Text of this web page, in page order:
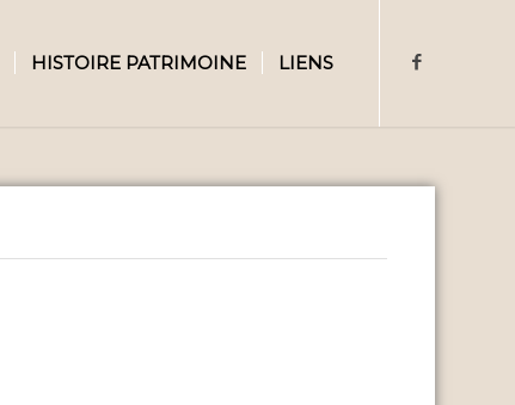
HISTOIRE PATRIMOINE LIENS